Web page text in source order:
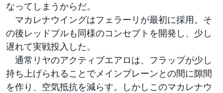
なってしまうからだ。
マカレナウイングはフェラーリが最初に採用。そ
の後レッドブルも同様のコンセプトを開発し、少し
遅れて実戦投入した。
通常リヤのアクティブエアロは、フラップが少し
持ち上げられることでメインプレーンとの間に隙間
を作り、空気抵抗を減らす。しかしこのマカレナウ